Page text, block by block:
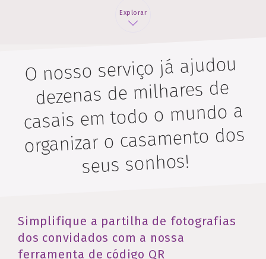
Explorar
O nosso serviço já ajudou
dezenas de milhares de
casais em todo o mundo a
organizar o casamento dos
seus sonhos!
Simplifique a partilha de fotografias
dos convidados com a nossa
ferramenta de código QR